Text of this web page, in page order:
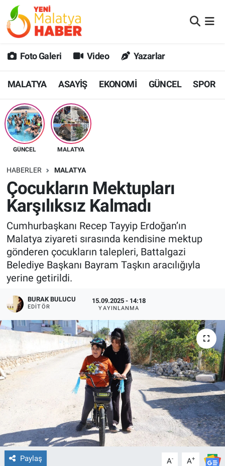
Foto Galeri Video Yazarlar
MALATYA ASAYİŞ EKONOMİ GÜNCEL SPOR
GÜNCEL MALATYA
HABERLER MALATYA
Çocukların Mektupları
Karşılıksız Kalmadı
Cumhurbaşkanı Recep Tayyip Erdoğan’ın
Malatya ziyareti sırasında kendisine mektup
gönderen çocukların talepleri, Battalgazi
Belediye Başkanı Bayram Taşkın aracılığıyla
yerine getirildi.
BURAK BULUCU
EDITÖR
15.09.2025 - 14:18
YAYINLANMA
Paylaş A- A+
MALATYA
GÜNCEL
SPOR
SAĞLIK
DİĞER
EKONOMİ
Malatya Nöbetçi Eczaneler
MALATYA Namaz Vakitleri
Malatya Trafik Yoğunluk Haritası
Süper Lig Puan Durumu ve Fikstür
Tüm Manşetler
Son Dakika Haberleri
Haber Arşivi